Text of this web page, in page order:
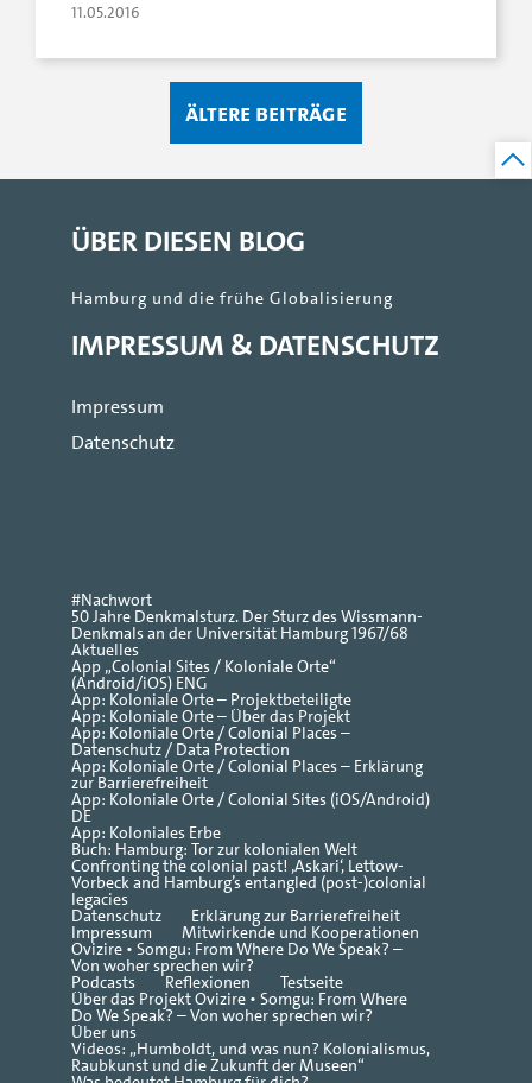
11.05.2016
Ältere Beiträge
ÜBER DIESEN BLOG
Hamburg und die frühe Globalisierung
IMPRESSUM & DATENSCHUTZ
Impressum
Datenschutz
#Nachwort
50 Jahre Denkmalsturz. Der Sturz des Wissmann-
Denkmals an der Universität Hamburg 1967/68
Aktuelles
App „Colonial Sites / Koloniale Orte“
(Android/iOS) ENG
App: Koloniale Orte – Projektbeteiligte
App: Koloniale Orte – Über das Projekt
App: Koloniale Orte / Colonial Places –
Datenschutz / Data Protection
App: Koloniale Orte / Colonial Places – Erklärung
zur Barrierefreiheit
App: Koloniale Orte / Colonial Sites (iOS/Android)
DE
App: Koloniales Erbe
Buch: Hamburg: Tor zur kolonialen Welt
Confronting the colonial past! ‚Askari‘, Lettow-
Vorbeck and Hamburg’s entangled (post-)colonial
legacies
Datenschutz Erklärung zur Barrierefreiheit
Impressum Mitwirkende und Kooperationen
Ovizire • Somgu: From Where Do We Speak? –
Von woher sprechen wir?
Podcasts Reflexionen Testseite
Über das Projekt Ovizire • Somgu: From Where
Do We Speak? – Von woher sprechen wir?
Über uns
Videos: „Humboldt, und was nun? Kolonialismus,
Raubkunst und die Zukunft der Museen“